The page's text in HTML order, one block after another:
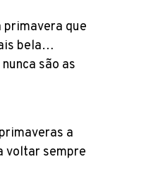
primavera que
bela…
são as
a
voltar sempre